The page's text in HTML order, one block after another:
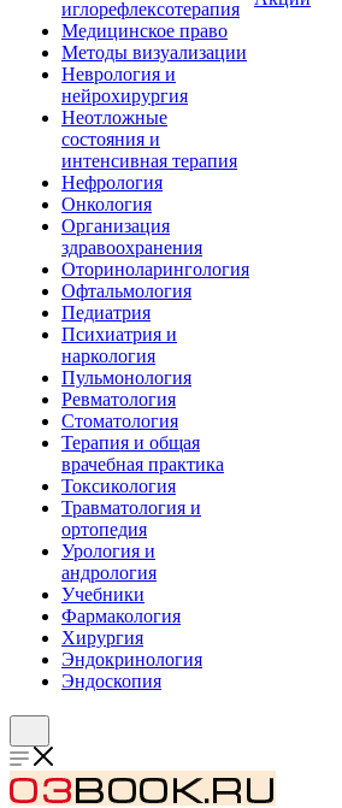
иглорефлексотерапия
Медицинское право
Методы визуализации
Неврология и
нейрохирургия
Неотложные
состояния и
интенсивная терапия
Нефрология
Онкология
Организация
здравоохранения
Оториноларингология
Офтальмология
Педиатрия
Психиатрия и
наркология
Пульмонология
Ревматология
Стоматология
Терапия и общая
врачебная практика
Токсикология
Травматология и
ортопедия
Урология и
андрология
Учебники
Фармакология
Хирургия
Эндокринология
Эндоскопия